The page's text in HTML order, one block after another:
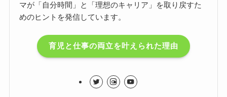
マが「自分時間」と「理想のキャリア」を取り戻すた
めのヒントを発信しています。
育児と仕事の両立を叶えられた理由